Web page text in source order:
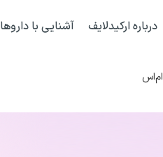
درباره ارکیدلایف آشنایی با داروها
ام‌اس